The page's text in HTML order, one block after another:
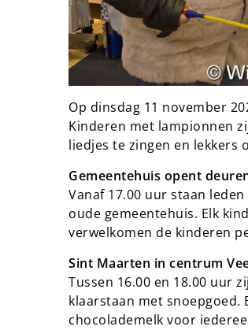
Op dinsdag 11 november
Kinderen met lampionnen
liedjes te zingen en lekkers
Gemeentehuis opent
Vanaf 17.00 uur staan
oude gemeentehuis. Elk
verwelkomen de kinderen
Sint Maarten in centrum
Tussen 16.00 en 18.00 uur
klaarstaan met
chocolademelk voor